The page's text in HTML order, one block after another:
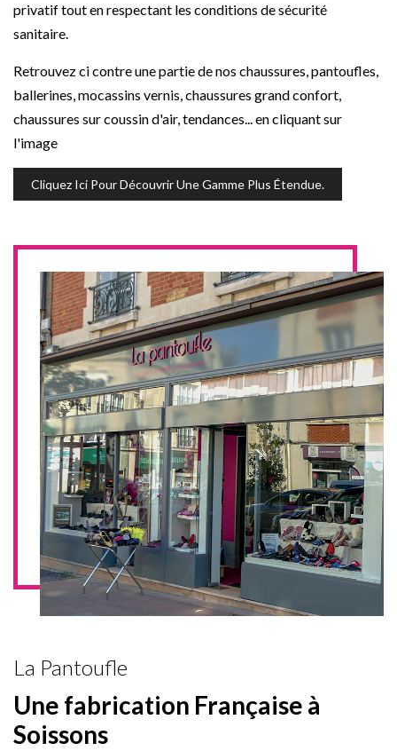
privatif tout en respectant les conditions de sécurité
sanitaire.
Retrouvez ci contre une partie de nos chaussures, pantoufles,
ballerines, mocassins vernis, chaussures grand confort,
chaussures sur coussin d'air, tendances... en cliquant sur
l'image
Cliquez Ici Pour Découvrir Une Gamme Plus Étendue.
La Pantoufle
Une fabrication Française à
Soissons